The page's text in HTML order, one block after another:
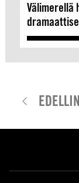
Välimerellä